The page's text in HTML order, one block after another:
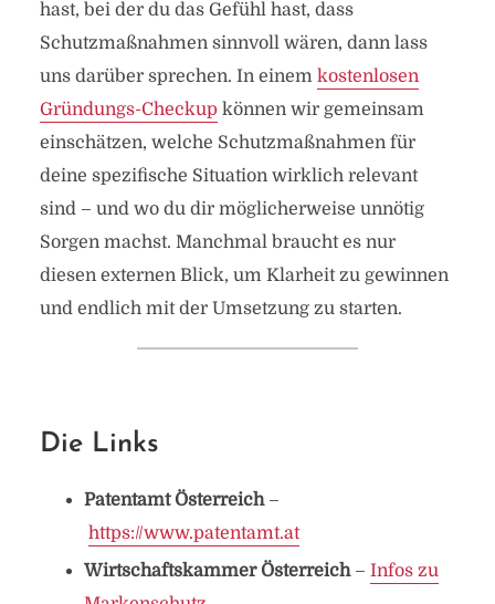
hast, bei der du das Gefühl hast, dass
Schutzmaßnahmen sinnvoll wären, dann lass
uns darüber sprechen. In einem kostenlosen
Gründungs-Checkupkönnen wir gemeinsam
einschätzen, welche Schutzmaßnahmen für
deine spezifische Situation wirklich relevant
sind – und wo du dir möglicherweise unnötig
Sorgen machst. Manchmal braucht es nur
diesen externen Blick, um Klarheit zu gewinnen
und endlich mit der Umsetzung zu starten.
Die Links
Patentamt Österreich–
https://www.patentamt.at
Wirtschaftskammer Österreich– Infos zu